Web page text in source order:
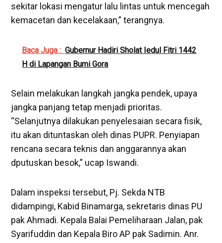
sekitar lokasi mengatur lalu lintas untuk mencegah
kemacetan dan kecelakaan,” terangnya.
Baca Juga : Gubernur Hadiri Sholat Iedul Fitri 1442
H di Lapangan Bumi Gora
Selain melakukan langkah jangka pendek, upaya
jangka panjang tetap menjadi prioritas.
“Selanjutnya dilakukan penyelesaian secara fisik,
itu akan dituntaskan oleh dinas PUPR. Penyiapan
rencana secara teknis dan anggarannya akan
dputuskan besok,” ucap Iswandi.
Dalam inspeksi tersebut, Pj. Sekda NTB
didampingi, Kabid Binamarga, sekretaris dinas PU
pak Ahmadi. Kepala Balai Pemeliharaan Jalan, pak
Syarifuddin dan Kepala Biro AP pak Sadimin. Anr.